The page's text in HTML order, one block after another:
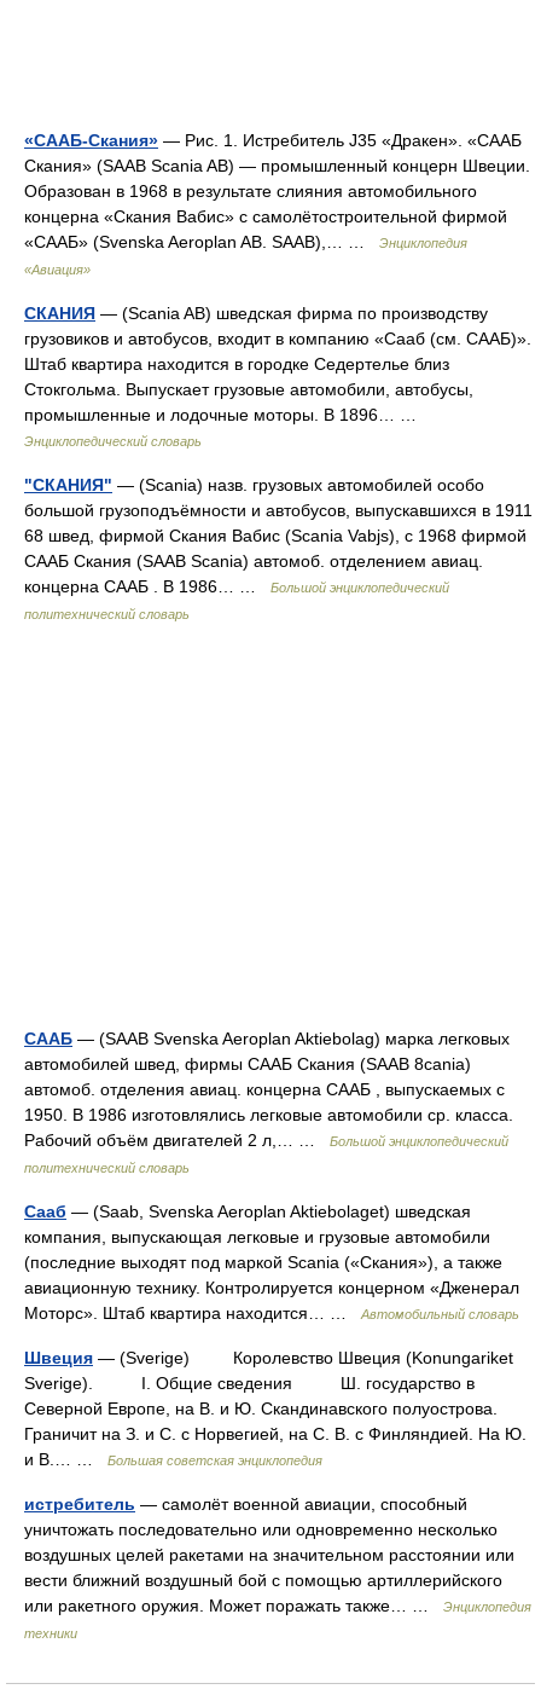
«СААБ-Скания» — Рис. 1. Истребитель J35 «Дракен». «СААБ
Скания» (SAAB Scania AB) — промышленный концерн Швеции.
Образован в 1968 в результате слияния автомобильного
концерна «Скания Вабис» с самолётостроительной фирмой
«СААБ» (Svenska Aeroplan AB. SAAB),… …
Энциклопедия
«Авиация»
СКАНИЯ — (Scania AB) шведская фирма по производству
грузовиков и автобусов, входит в компанию «Сааб (см. СААБ)».
Штаб квартира находится в городке Седертелье близ
Стокгольма. Выпускает грузовые автомобили, автобусы,
промышленные и лодочные моторы. В 1896… …
Энциклопедический словарь
"СКАНИЯ" — (Scania) назв. грузовых автомобилей особо
большой грузоподъёмности и автобусов, выпускавшихся в 1911
68 швед, фирмой Скания Вабис (Scania Vabjs), с 1968 фирмой
СААБ Скания (SAAB Scania) автомоб. отделением авиац.
концерна СААБ . В 1986… …
Большой энциклопедический
политехнический словарь
СААБ — (SAAB Svenska Aeroplan Aktiebolag) марка легковых
автомобилей швед, фирмы СААБ Скания (SААВ 8саniа)
автомоб. отделения авиац. концерна СААБ , выпускаемых с
1950. В 1986 изготовлялись легковые автомобили ср. класса.
Рабочий объём двигателей 2 л,… …
Большой энциклопедический
политехнический словарь
Сааб — (Saab, Svenska Aeroplan Aktiebolaget) шведская
компания, выпускающая легковые и грузовые автомобили
(последние выходят под маркой Scania («Скания»), а также
авиационную технику. Контролируется концерном «Дженерал
Моторс». Штаб квартира находится… …
Автомобильный словарь
Швеция — (Sverige) Королевство Швеция (Konungariket
Sverige). I. Общие сведения Ш. государство в
Северной Европе, на В. и Ю. Скандинавского полуострова.
Граничит на З. и С. с Норвегией, на С. В. с Финляндией. На Ю.
и В.… …
Большая советская энциклопедия
истребитель — самолёт военной авиации, способный
уничтожать последовательно или одновременно несколько
воздушных целей ракетами на значительном расстоянии или
вести ближний воздушный бой с помощью артиллерийского
или ракетного оружия. Может поражать также… …
Энциклопедия
техники